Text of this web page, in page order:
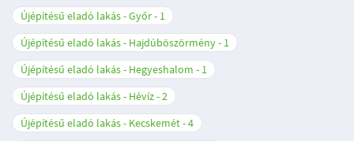
Újépítésű eladó lakás - Győr
1
Újépítésű eladó lakás - Hajdúböszörmény
1
Újépítésű eladó lakás - Hegyeshalom
1
Újépítésű eladó lakás - Hévíz 2
Újépítésű eladó lakás - Kecskemét 4